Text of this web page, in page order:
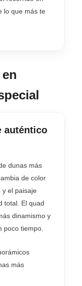
lo que más te
auténtico
dunas más
de color
y el paisaje
total. El quad
dinamismo y
poco tiempo.
más